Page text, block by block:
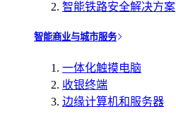
智能铁路安全解决方案
智能商业与城市服务
一体化触摸电脑
收银终端
边缘计算机和服务器